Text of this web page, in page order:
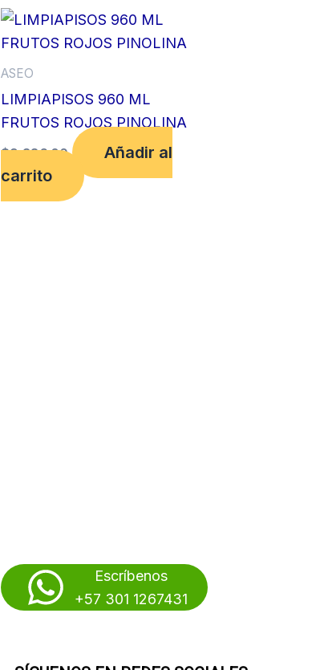
ASEO
LIMPIAPISOS 960 ML
FRUTOS ROJOS PINOLINA
$9,386.00
Añadir al
carrito
Escríbenos
+57 301 1267431